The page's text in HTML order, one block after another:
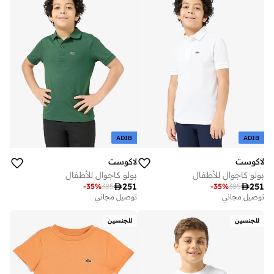
ADIB
لاكوست
بولو كاجوال للأطفال
251
385
-35%
توصيل مجاني
ADIB
لاكوست
بولو كاجوال للأطفال
251
385
-35%
توصيل مجاني
للجنسين للجنسين